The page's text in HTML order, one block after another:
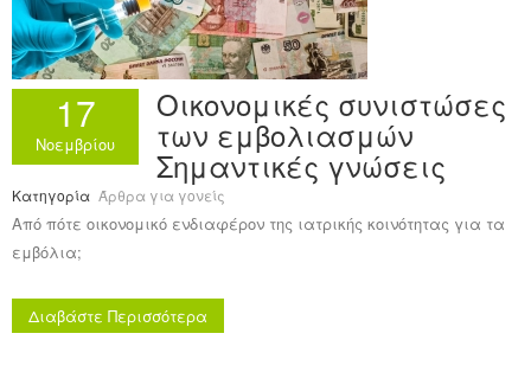
17
Νοεμβρίου
Οικονομικές συνιστώσες
των εμβολιασμών
Σημαντικές γνώσεις
Κατηγορία Άρθρα για γονείς
Από πότε οικονομικό ενδιαφέρον της ιατρικής κοινότητας για τα
εμβόλια;
Διαβάστε Περισσότερα
Επεξεργασία Προφίλ